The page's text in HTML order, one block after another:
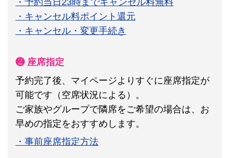
・キャンセル料ポイント還元
・キャンセル・変更手続き
❷ 座席指定
予約完了後、マイページよりすぐに座席指定が
可能です（空席状況による）。
ご家族やグループで隣席をご希望の場合は、お
早めの指定をおすすめします。
・事前座席指定方法